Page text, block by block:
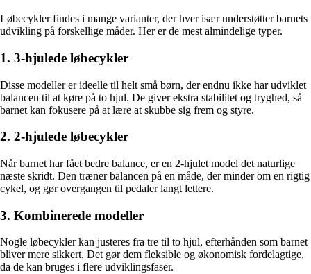
Løbecykler findes i mange varianter, der hver især understøtter barnets
udvikling på forskellige måder. Her er de mest almindelige typer.
1. 3-hjulede løbecykler
Disse modeller er ideelle til helt små børn, der endnu ikke har udviklet
balancen til at køre på to hjul. De giver ekstra stabilitet og tryghed, så
barnet kan fokusere på at lære at skubbe sig frem og styre.
2. 2-hjulede løbecykler
Når barnet har fået bedre balance, er en 2-hjulet model det naturlige
næste skridt. Den træner balancen på en måde, der minder om en rigtig
cykel, og gør overgangen til pedaler langt lettere.
3. Kombinerede modeller
Nogle løbecykler kan justeres fra tre til to hjul, efterhånden som barnet
bliver mere sikkert. Det gør dem fleksible og økonomisk fordelagtige,
da de kan bruges i flere udviklingsfaser.